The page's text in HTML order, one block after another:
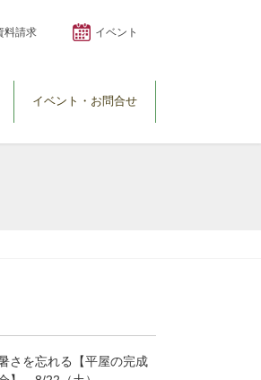
料請求 イベント
イベント・お問合せ
さを忘れる【平屋の完成